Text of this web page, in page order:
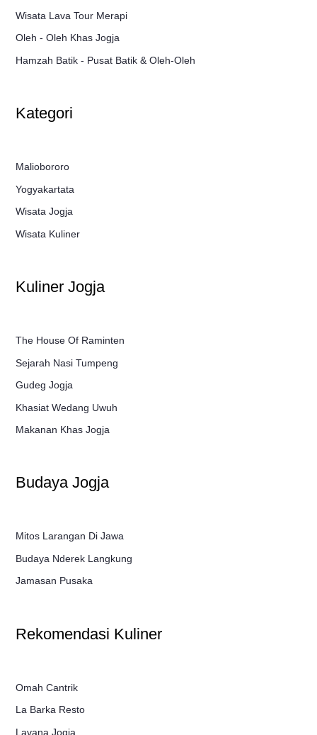
Wisata Lava Tour Merapi
Oleh - Oleh Khas Jogja
Hamzah Batik - Pusat Batik & Oleh-Oleh
Kategori
Maliobororo
Yogyakartata
Wisata Jogja
Wisata Kuliner
Kuliner Jogja
The House Of Raminten
Sejarah Nasi Tumpeng
Gudeg Jogja
Khasiat Wedang Uwuh
Makanan Khas Jogja
Budaya Jogja
Mitos Larangan Di Jawa
Budaya Nderek Langkung
Jamasan Pusaka
Rekomendasi Kuliner
Omah Cantrik
La Barka Resto
Lavana Jogja